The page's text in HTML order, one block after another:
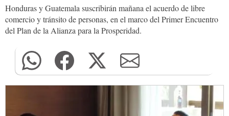
Honduras y Guatemala suscribirán mañana el acuerdo de libre
comercio y tránsito de personas, en el marco del Primer Encuentro
del Plan de la Alianza para la Prosperidad.